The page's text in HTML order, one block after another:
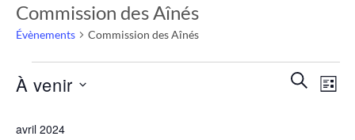
Commission des Aînés
Évènements Commission des Aînés
LISTE
À venir
une
avril 2024